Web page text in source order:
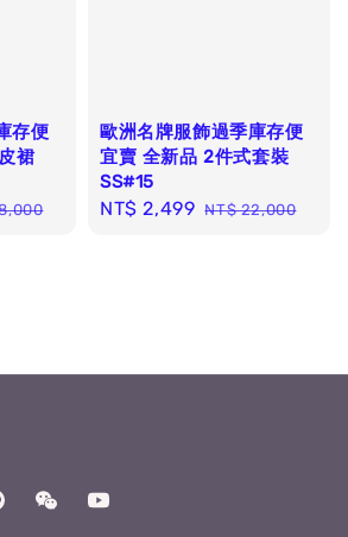
存便
裙
歐洲名牌服飾過季庫存便
宜賣 全新品 2件式套裝
SS#15
Sale
NT$ 2,499 Regular
NT$ 22,000